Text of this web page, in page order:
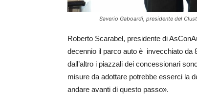
Saverio Gaboardi, presidente del
Roberto Scarabel, presidente di
decennio il parco auto è invecchiato da
dall’altro i piazzali dei concessionari
misure da adottare potrebbe esserci la
andare avanti di questo passo».